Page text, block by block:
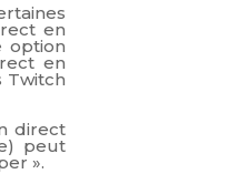
en
option
en
Twitch
direct
peut
».